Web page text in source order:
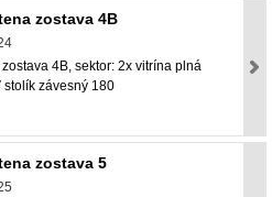
zostava 4B
4B, sektor: 2x vitrína plná
stolík závesný 180
zostava 5